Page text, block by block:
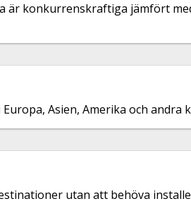
är konkurrenskraftiga jämfört
Asien, Amerika och andra
utan att behöva